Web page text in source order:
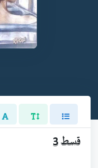
قسط 3